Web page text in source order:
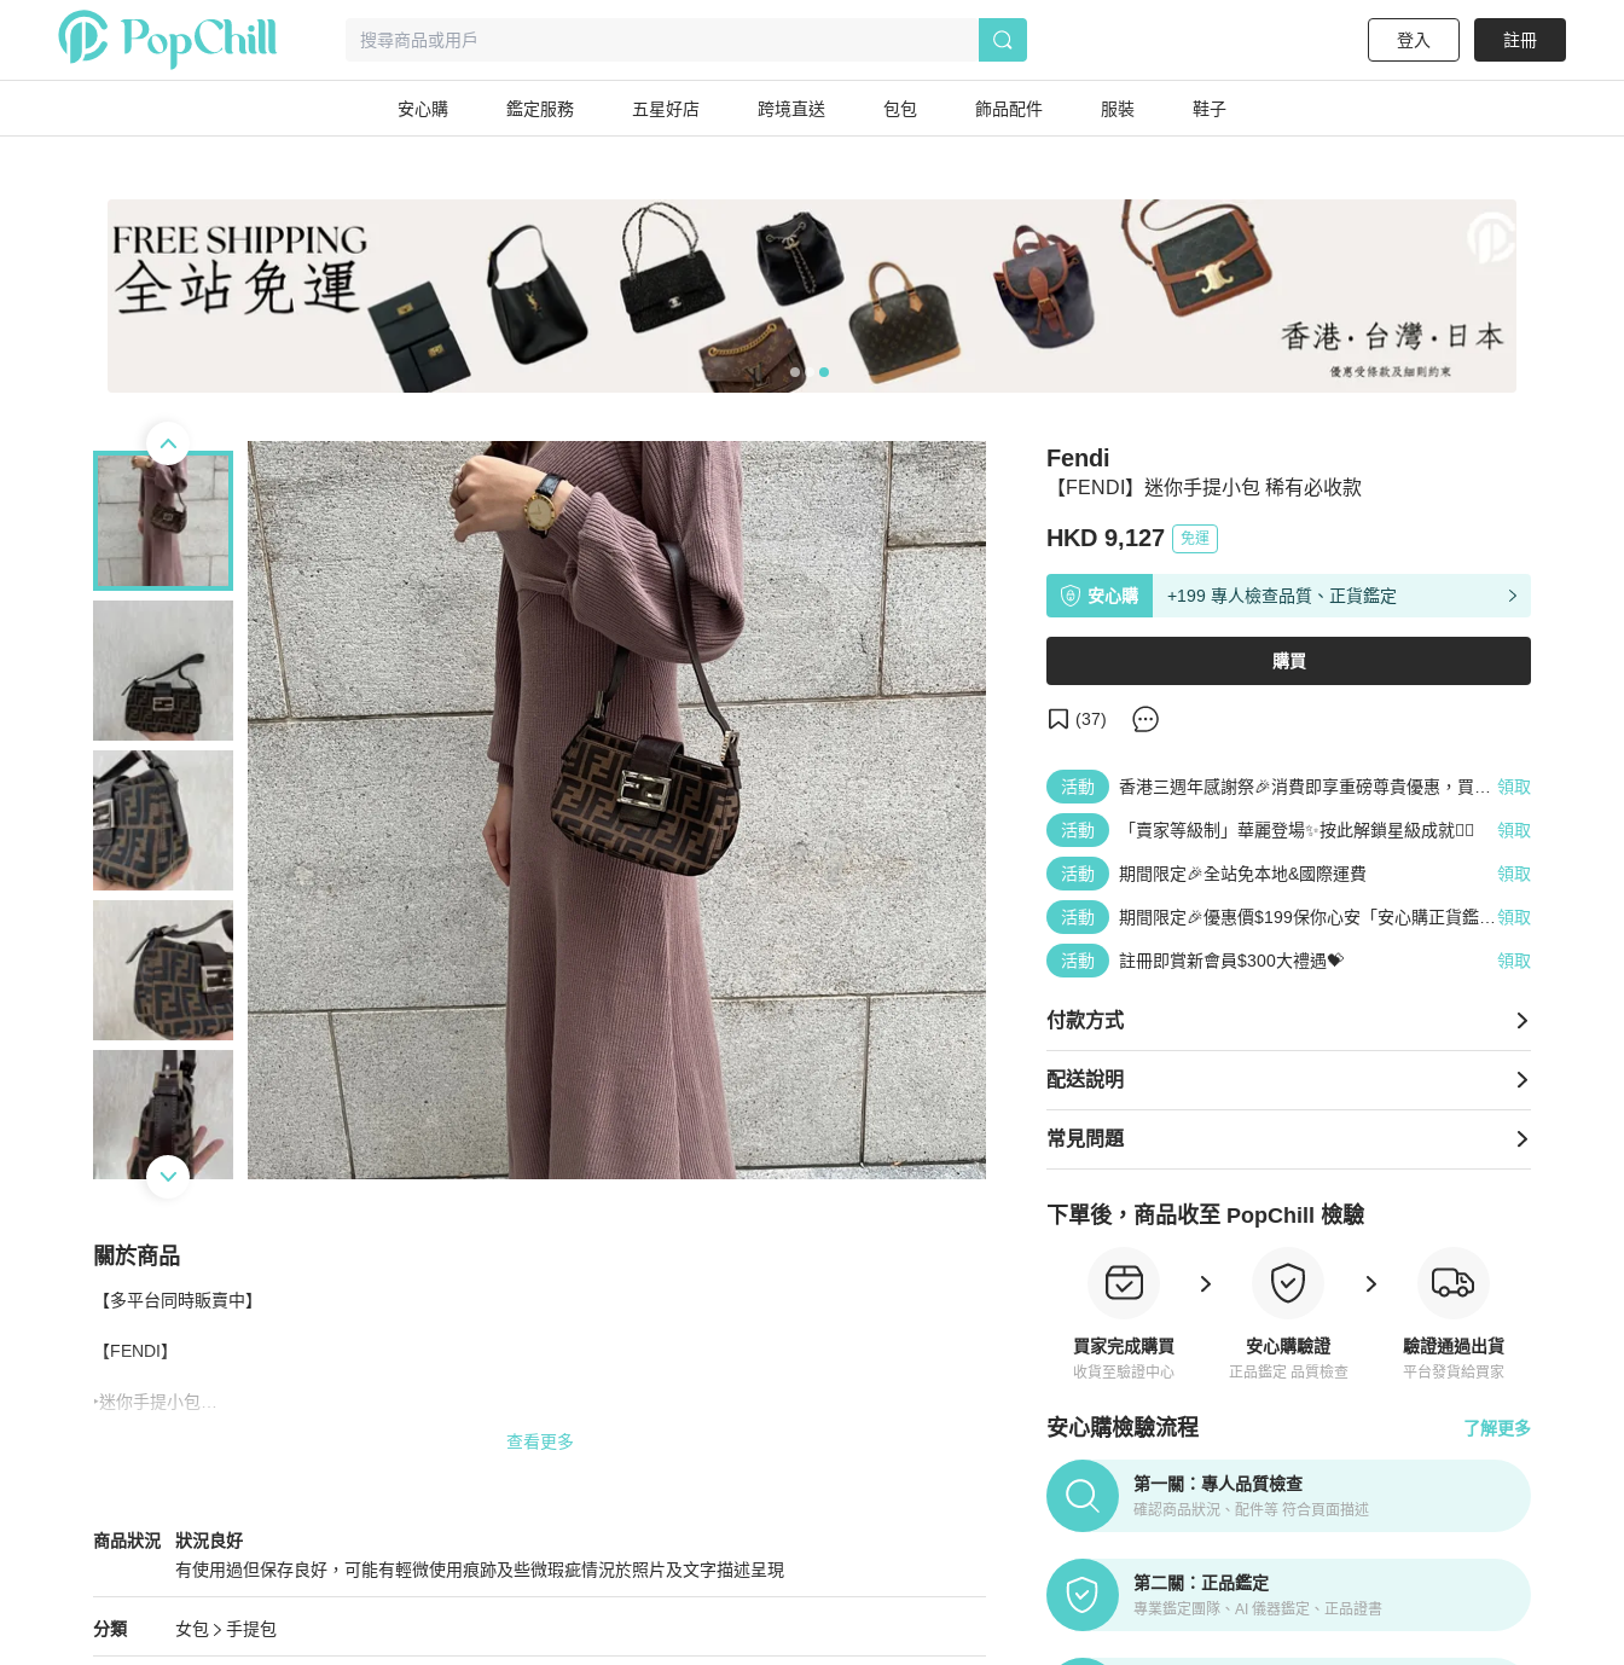
登入 註冊
安心購 鑑定服務 五星好店 跨境直送 包包 飾品配件 服裝 鞋子
【FENDI】迷你手提小包 稀有必收款
Fendi
HKD 9,127 免運
安心購 +199 專人檢查品質、正貨鑑定
購買
(37)
活動
香港三週年感謝祭🎉消費即享重磅尊貴優惠，買越
領取
活動 「賣家等級制」華麗登場✨按此解鎖星級成就👆🏻 領取
活動 期間限定🎉全站免本地&國際運費 領取
活動
期間限定🎉優惠價$199保你心安「安心購正貨鑑
領取
活動 註冊即賞新會員$300大禮遇💝 領取
付款方式
配送說明
常見問題
下單後，商品收至 PopChill 檢驗
買家完成購買
收貨至驗證中心
安心購驗證
正品鑑定 品質檢查
驗證通過出貨
平台發貨給買家
安心購檢驗流程 了解更多
PopChill拍拍圈正品驗證、安心購檢驗流程介紹
第一關：專人品質檢查
確認商品狀況、配件等 符合頁面描述
第二關：正品鑑定
專業鑑定團隊、AI 儀器鑑定、正品證書
關於商品
關於【FENDI】迷你手提小包 稀有必收款
【多平台同時販賣中】
【FENDI】
‣迷你手提小包
‣介紹好友購物享額外折扣
LILAWDA_VINTAGE SELECT SHOP
查看更多
商品狀況
Fendi女包 商品狀態與細節
狀況良好
有使用過但保存良好，可能有輕微使用痕跡及些微瑕疵情況於照片及文字描述呈現
狀況良好
分類
Fendi 分類資訊
女包
手提包
女包/手提包推薦